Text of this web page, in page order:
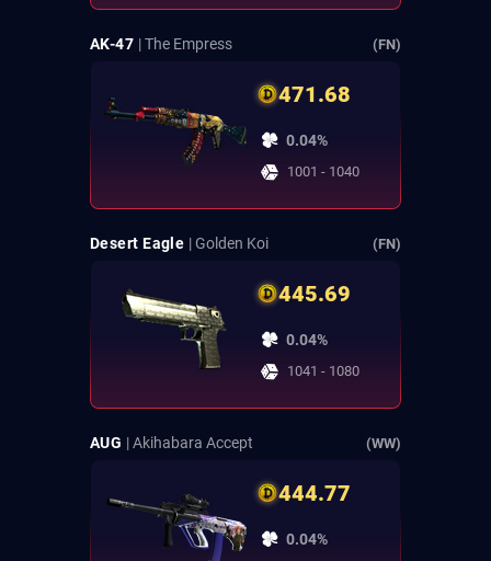
AK-47 | The Empress (FN)
471.68
0.04%
1001 - 1040
Desert Eagle | Golden Koi (FN)
445.69
0.04%
1041 - 1080
AUG | Akihabara Accept (WW)
444.77
0.04%